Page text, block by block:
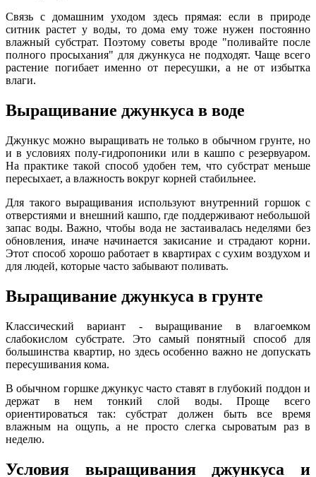
Связь с домашним уходом здесь прямая: если в природе
ситник растет у воды, то дома ему тоже нужен постоянно
влажный субстрат. Поэтому советы вроде "поливайте после
полного просыхания" для джункуса не подходят. Чаще всего
растение погибает именно от пересушки, а не от избытка
влаги.
Выращивание джункуса в воде
Джункус можно выращивать не только в обычном грунте, но
и в условиях полу-гидропоники или в кашпо с резервуаром.
На практике такой способ удобен тем, что субстрат меньше
пересыхает, а влажность вокруг корней стабильнее.
Для такого выращивания используют внутренний горшок с
отверстиями и внешний кашпо, где поддерживают небольшой
запас воды. Важно, чтобы вода не застаивалась неделями без
обновления, иначе начинается закисание и страдают корни.
Этот способ хорошо работает в квартирах с сухим воздухом и
для людей, которые часто забывают поливать.
Выращивание джункуса в грунте
Классический вариант - выращивание в влагоемком
слабокислом субстрате. Это самый понятный способ для
большинства квартир, но здесь особенно важно не допускать
пересушивания кома.
В обычном горшке джункус часто ставят в глубокий поддон и
держат в нем тонкий слой воды. Проще всего
ориентироваться так: субстрат должен быть все время
влажным на ощупь, а не просто слегка сыроватым раз в
неделю.
Условия выращивания джункуса и